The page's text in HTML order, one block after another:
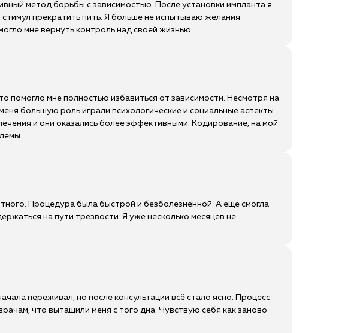
метод борьбы с зависимостью. После установки импланта я
прекратить пить. Я больше не испытываю желания
мне вернуть контроль над своей жизнью.
помогло мне полностью избавиться от зависимости. Несмотря на
большую роль играли психологические и социальные аспекты
и они оказались более эффективными. Кодирование, на мой
Процедура была быстрой и безболезненной. А еще смогла
на пути трезвости. Я уже несколько месяцев не
переживал, но после консультации всё стало ясно. Процесс
что вытащили меня с того дна. Чувствую себя как заново